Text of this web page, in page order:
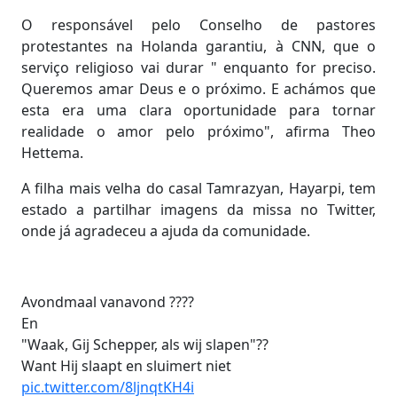
O responsável pelo Conselho de pastores
protestantes na Holanda garantiu, à CNN, que o
serviço religioso vai durar " enquanto for preciso.
Queremos amar Deus e o próximo. E achámos que
esta era uma clara oportunidade para tornar
realidade o amor pelo próximo", afirma Theo
Hettema.
A filha mais velha do casal Tamrazyan, Hayarpi, tem
estado a partilhar imagens da missa no Twitter,
onde já agradeceu a ajuda da comunidade.
Avondmaal vanavond ????
En
"Waak, Gij Schepper, als wij slapen"??
Want Hij slaapt en sluimert niet
pic.twitter.com/8ljnqtKH4i